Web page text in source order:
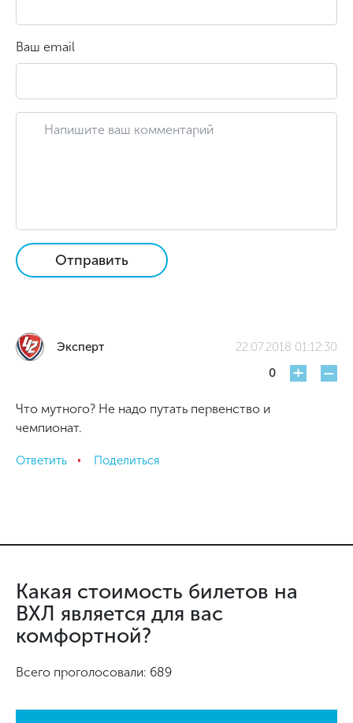
Ваш email
Отправить
Эксперт
22.07.2018 01:12:30
0
+ -
Что мутного? Не надо путать первенство и
чемпионат.
Ответить Поделиться
Какая стоимость билетов на
ВХЛ является для вас
комфортной?
Всего проголосовали: 689